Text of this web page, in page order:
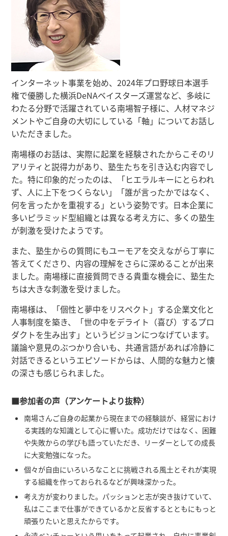
インターネット事業を始め、2024年プロ野球日本選手
権で優勝した横浜DeNAベイスターズ運営など、多岐に
わたる分野で活躍されている南場智子様に、人材マネジ
メントやご自身の大切にしている「軸」についてお話し
いただきました。
南場様のお話は、実際に起業を経験されたからこそのリ
アリティと説得力があり、塾生たちを引き込む内容でし
た。特に印象的だったのは、「ヒエラルキーにとらわれ
ず、人に上下をつくらない」「誰が言ったかではなく、
何を言ったかを重視する」という姿勢です。日本企業に
多いピラミッド型組織とは異なる考え方に、多くの塾生
が刺激を受けたようです。
また、塾生からの質問にもユーモアを交えながら丁寧に
答えてくださり、内容の理解をさらに深めることが出来
ました。南場様に直接質問できる貴重な機会に、塾生た
ちは大きな刺激を受けました。
南場様は、「個性と夢中をリスペクト」する企業文化と
人事制度を築き、「世の中をデライト（喜び）するプロ
ダクトを生み出す」というビジョンにつなげています。
議論や意見のぶつかり合いも、共通言語があれば冷静に
対話できるというエピソードからは、人間的な魅力と懐
の深さも感じられました。
■参加者の声（アンケートより抜粋）
南場さんご自身の起業から現在までの経験談が、経営におけ
る実践的な知識として心に響いた。成功だけではなく、困難
や失敗からの学びも語っていただき、リーダーとしての成長
に大変勉強になった。
個々が自由にいろいろなことに挑戦される風土とそれが実現
する組織を作っておられるなどが興味深かった。
考え方が変わりました。パッションと志が突き抜けていて、
私はここまで仕事ができているかと反省するとともにもっと
頑張りたいと思えたからです。